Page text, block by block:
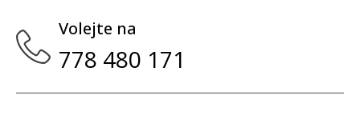
Volejte na
778 480 171